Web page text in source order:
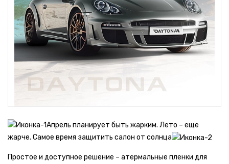
Апрель планирует быть жарким. Лето – еще
жарче. Самое время защитить салон от солнца
Простое и доступное решение – атермальные пленки для